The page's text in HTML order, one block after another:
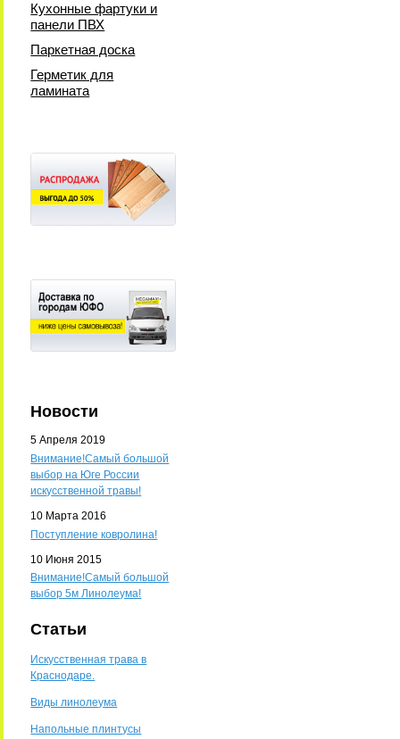
Кухонные фартуки и
панели ПВХ
Паркетная доска
Герметик для
ламината
Новости
5 Апреля 2019
Внимание!Самый большой
выбор на Юге России
искусственной травы!
10 Марта 2016
Поступление ковролина!
10 Июня 2015
Внимание!Самый большой
выбор 5м Линолеума!
Статьи
Искусственная трава в
Краснодаре.
Виды линолеума
Напольные плинтусы